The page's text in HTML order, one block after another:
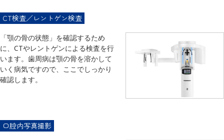
CT検査／レントゲン検査
「顎の骨の状態」を確認するため
に、CTやレントゲンによる検査を行
います。歯周病は顎の骨を溶かして
いく病気ですので、ここでしっかり
確認します。
口腔内写真撮影